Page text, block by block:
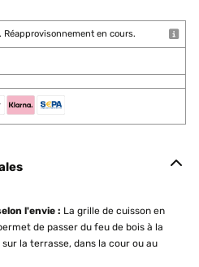
en cours.
l'envie : La grille de cuisson en
de passer du feu de bois à la
la terrasse, dans la cour ou au